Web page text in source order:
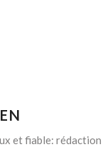
et fiable: rédaction